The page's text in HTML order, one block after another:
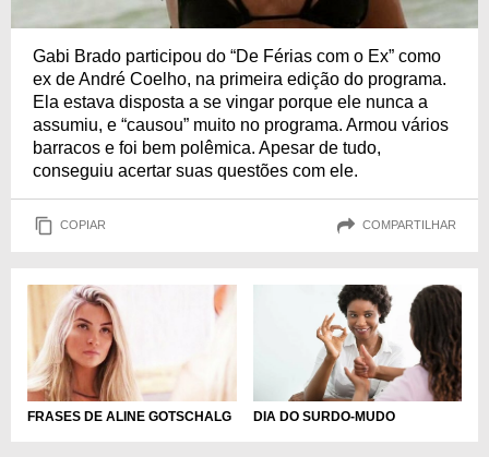
Gabi Brado participou do “De Férias com o Ex” como
ex de André Coelho, na primeira edição do programa.
Ela estava disposta a se vingar porque ele nunca a
assumiu, e “causou” muito no programa. Armou vários
barracos e foi bem polêmica. Apesar de tudo,
conseguiu acertar suas questões com ele.
COPIAR COMPARTILHAR
FRASES DE ALINE GOTSCHALG DIA DO SURDO-MUDO